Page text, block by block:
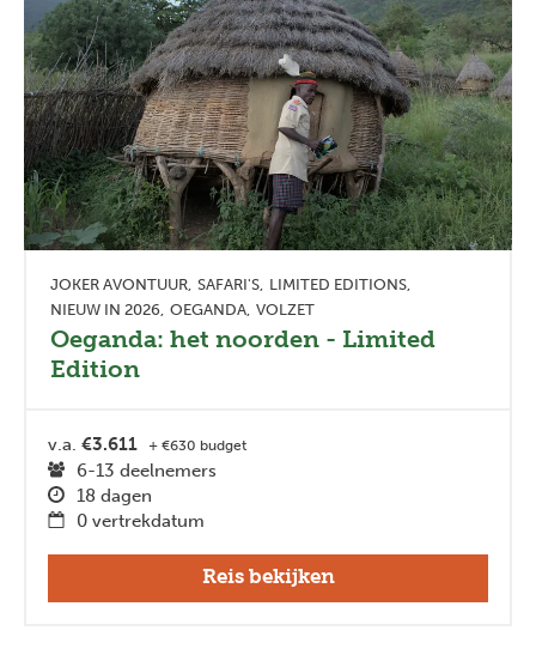
JOKER AVONTUUR SAFARI'S LIMITED EDITIONS
NIEUW IN 2026 OEGANDA VOLZET
Oeganda: het noorden - Limited
Edition
v.a. €3.611 + €630 budget
6-13 deelnemers
18 dagen
0 vertrekdatum
Reis bekijken